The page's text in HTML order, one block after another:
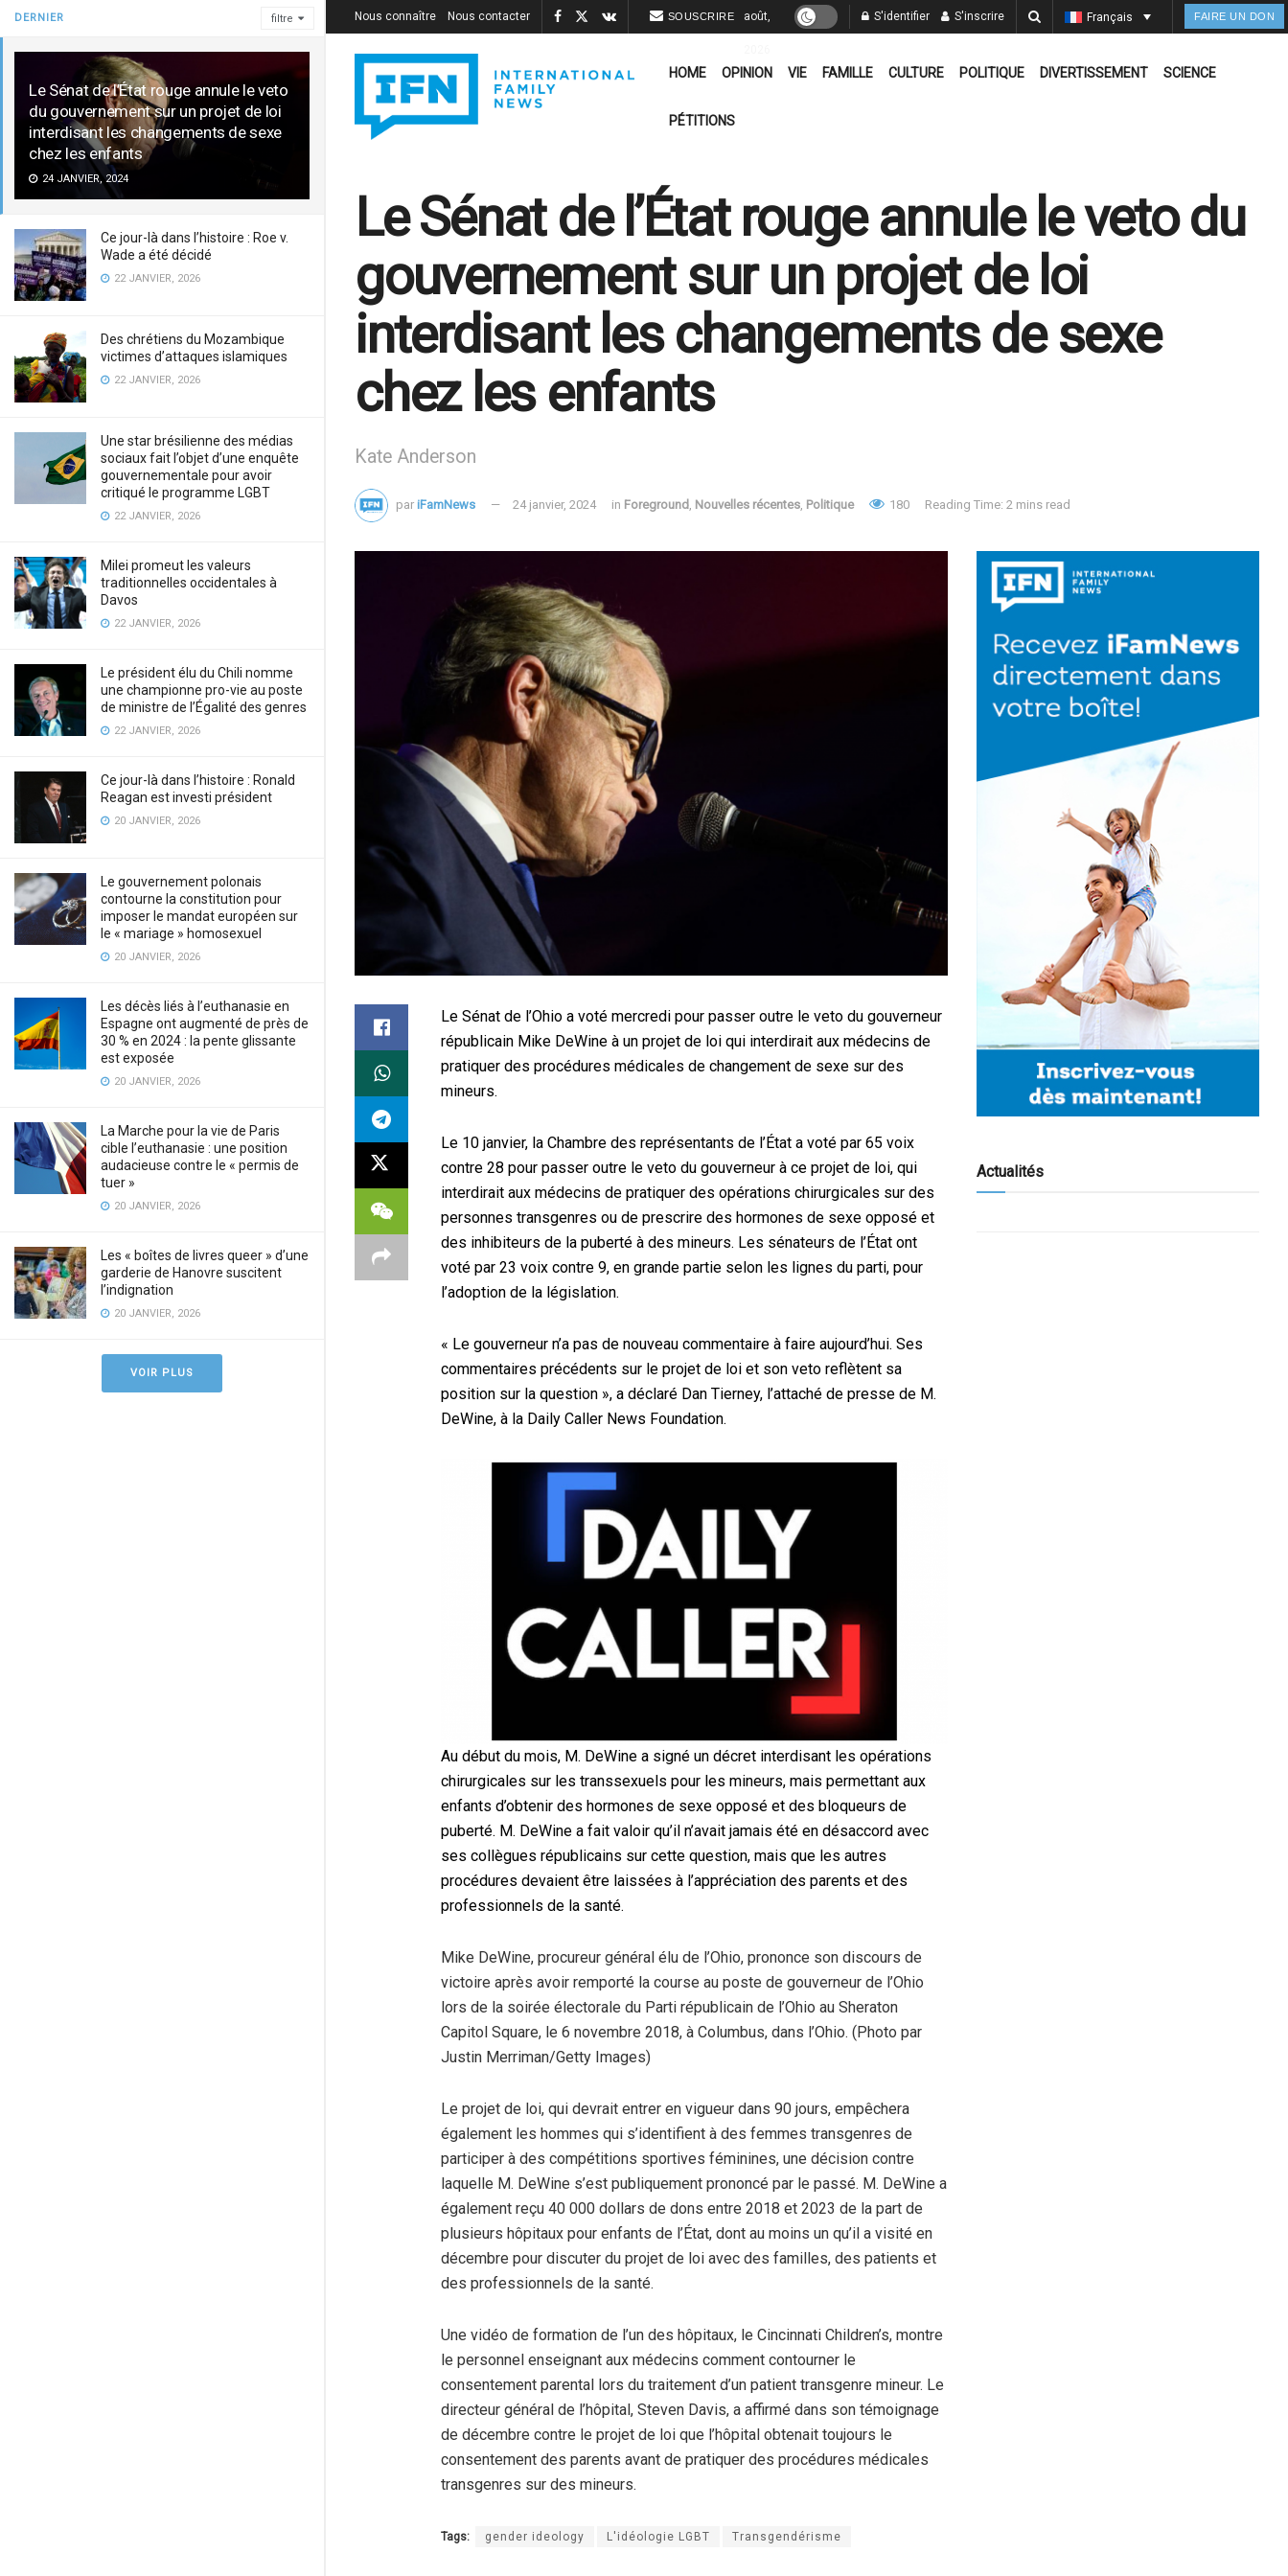
DERNIER filtre
Le Sénat de l’État rouge annule le veto
du gouvernement sur un projet de loi
interdisant les changements de sexe
chez les enfants
24 JANVIER, 2024
Ce jour-là dans l’histoire : Roe v.
Wade a été décidé
22 JANVIER, 2026
Des chrétiens du Mozambique
victimes d’attaques islamiques
22 JANVIER, 2026
Une star brésilienne des médias
sociaux fait l’objet d’une enquête
gouvernementale pour avoir
critiqué le programme LGBT
22 JANVIER, 2026
Milei promeut les valeurs
traditionnelles occidentales à
Davos
22 JANVIER, 2026
Le président élu du Chili nomme
une championne pro-vie au poste
de ministre de l’Égalité des genres
22 JANVIER, 2026
Ce jour-là dans l’histoire : Ronald
Reagan est investi président
20 JANVIER, 2026
Le gouvernement polonais
contourne la constitution pour
imposer le mandat européen sur
le « mariage » homosexuel
20 JANVIER, 2026
Les décès liés à l’euthanasie en
Espagne ont augmenté de près de
30 % en 2024 : la pente glissante
est exposée
20 JANVIER, 2026
La Marche pour la vie de Paris
cible l’euthanasie : une position
audacieuse contre le « permis de
tuer »
20 JANVIER, 2026
Les « boîtes de livres queer » d’une
garderie de Hanovre suscitent
l’indignation
20 JANVIER, 2026
VOIR PLUS
Nous connaître Nous contacter SOUSCRIRE août, S'identifier S'inscrire Français FAIRE UN DON
HOME OPINION VIE FAMILLE CULTURE POLITIQUE DIVERTISSEMENT SCIENCE
PÉTITIONS
Le Sénat de l’État rouge annule le veto du
gouvernement sur un projet de loi
interdisant les changements de sexe
chez les enfants
Kate Anderson
par iFamNews 24 janvier, 2024 in Foreground , Nouvelles récentes, Politique 180 Reading Time: 2 mins read
Le Sénat de l’Ohio a voté mercredi pour passer outre le veto du gouverneur
républicain Mike DeWine à un projet de loi qui interdirait aux médecins de
pratiquer des procédures médicales de changement de sexe sur des
mineurs.
Le 10 janvier, la Chambre des représentants de l’État a voté par 65 voix
contre 28 pour passer outre le veto du gouverneur à ce projet de loi, qui
interdirait aux médecins de pratiquer des opérations chirurgicales sur des
personnes transgenres ou de prescrire des hormones de sexe opposé et
des inhibiteurs de la puberté à des mineurs. Les sénateurs de l’État ont
voté par 23 voix contre 9, en grande partie selon les lignes du parti, pour
l’adoption de la législation.
« Le gouverneur n’a pas de nouveau commentaire à faire aujourd’hui. Ses
commentaires précédents sur le projet de loi et son veto reflètent sa
position sur la question », a déclaré Dan Tierney, l’attaché de presse de M.
DeWine, à la Daily Caller News Foundation.
Au début du mois, M. DeWine a signé un décret interdisant les opérations
chirurgicales sur les transsexuels pour les mineurs, mais permettant aux
enfants d’obtenir des hormones de sexe opposé et des bloqueurs de
puberté. M. DeWine a fait valoir qu’il n’avait jamais été en désaccord avec
ses collègues républicains sur cette question, mais que les autres
procédures devaient être laissées à l’appréciation des parents et des
professionnels de la santé.
Mike DeWine, procureur général élu de l’Ohio, prononce son discours de
victoire après avoir remporté la course au poste de gouverneur de l’Ohio
lors de la soirée électorale du Parti républicain de l’Ohio au Sheraton
Capitol Square, le 6 novembre 2018, à Columbus, dans l’Ohio. (Photo par
Justin Merriman/Getty Images)
Le projet de loi, qui devrait entrer en vigueur dans 90 jours, empêchera
également les hommes qui s’identifient à des femmes transgenres de
participer à des compétitions sportives féminines, une décision contre
laquelle M. DeWine s’est publiquement prononcé par le passé. M. DeWine a
également reçu 40 000 dollars de dons entre 2018 et 2023 de la part de
plusieurs hôpitaux pour enfants de l’État, dont au moins un qu’il a visité en
décembre pour discuter du projet de loi avec des familles, des patients et
des professionnels de la santé.
Une vidéo de formation de l’un des hôpitaux, le Cincinnati Children’s, montre
le personnel enseignant aux médecins comment contourner le
consentement parental lors du traitement d’un patient transgenre mineur. Le
directeur général de l’hôpital, Steven Davis, a affirmé dans son témoignage
de décembre contre le projet de loi que l’hôpital obtenait toujours le
consentement des parents avant de pratiquer des procédures médicales
transgenres sur des mineurs.
Tags: gender ideology L'idéologie LGBT Transgendérisme
Actualités